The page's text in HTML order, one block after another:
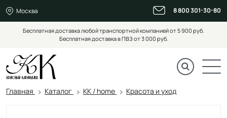
Москва 8 800 301-30-80
Бесплатная доставка любой транспортной компанией от 5 900 руб.
Бесплатная доставка в ПВЗ от 3 000 руб.
Главная Каталог KK / home Красота и уход